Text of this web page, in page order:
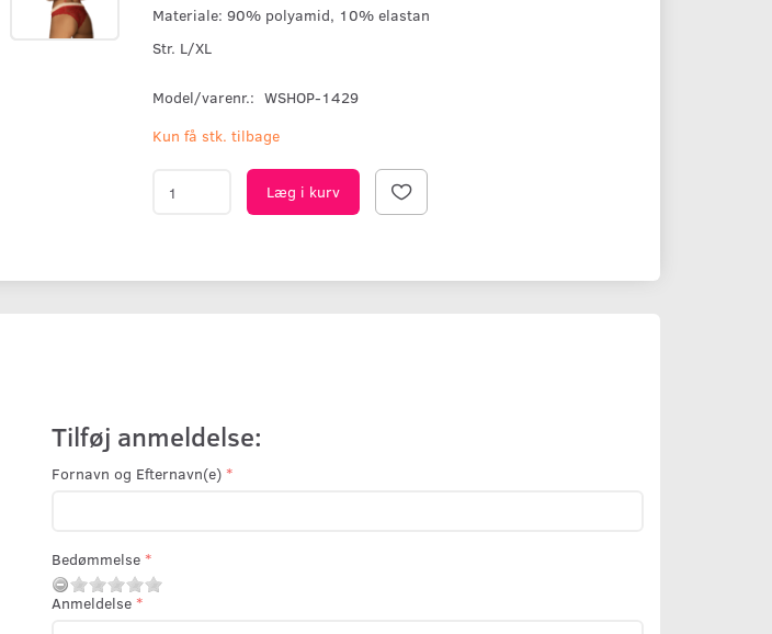
Materiale: 90% polyamid, 10% elastan
Str. L/XL
Model/varenr.: WSHOP-1429
Kun få stk. tilbage
Læg i kurv
Tilføj anmeldelse:
Fornavn og Efternavn(e)
Bedømmelse
Anmeldelse